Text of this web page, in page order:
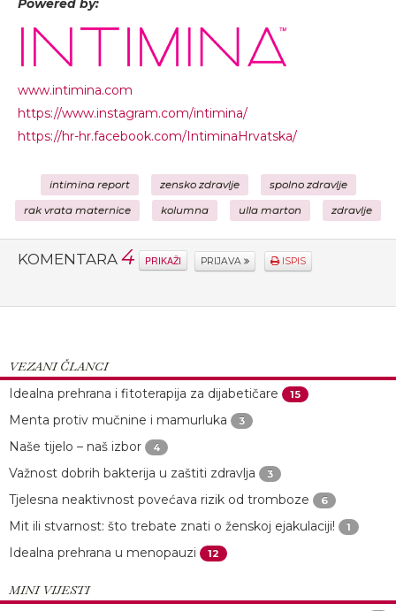
Powered by:
www.intimina.com
https://www.instagram.com/intimina/
https://hr-hr.facebook.com/IntiminaHrvatska/
intimina report zensko zdravlje spolno zdravlje
rak vrata maternice kolumna ulla marton zdravlje
KOMENTARA 4 PRIKAŽI PRIJAVA ISPIS
VEZANI ČLANCI
Idealna prehrana i fitoterapija za dijabetičare
15
Menta protiv mučnine i mamurluka 3
Naše tijelo – naš izbor 4
Važnost dobrih bakterija u zaštiti zdravlja 3
Tjelesna neaktivnost povećava rizik od tromboze 6
Mit ili stvarnost: što trebate znati o ženskoj ejakulaciji! 1
Idealna prehrana u menopauzi 12
MINI VIJESTI